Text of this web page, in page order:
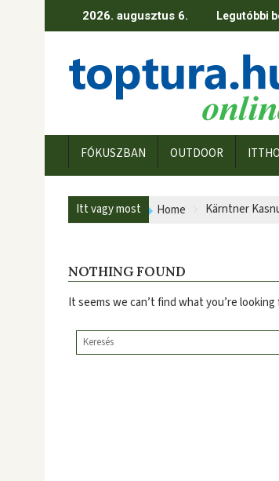
2026. augusztus 6. Legutóbbi
FÓKUSZBAN OUTDOOR
Itt vagy most Home Kärntner
NOTHING FOUND
It seems we can’t find what you’re